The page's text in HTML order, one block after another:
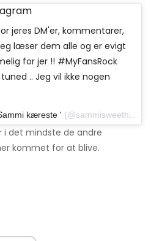
jeres DM'er, kommentarer,
læser dem alle og er evigt
for jer !! #MyFansRock
.. Jeg vil ikke nogen
kæreste ' (@sammisweetheart) den 30. marts 2018 kl. 07:12 PDT
i det mindste de andre
kommet for at blive.